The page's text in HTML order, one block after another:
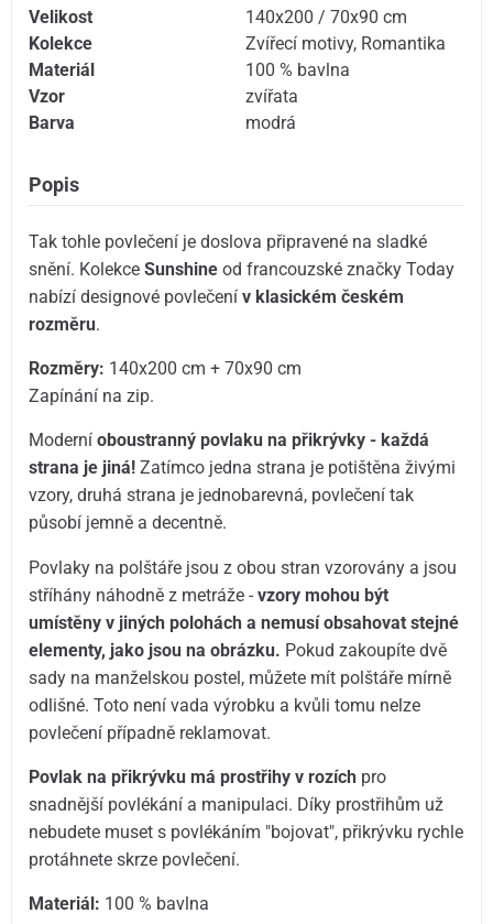
Velikost
140x200 / 70x90 cm
Kolekce
Zvířecí motivy, Romantika
Materiál
100 % bavlna
Vzor
zvířata
Barva
modrá
Popis
Tak tohle povlečení je doslova připravené na sladké
snění. KolekceSunshineod francouzské značky Today
nabízí designové povlečenív klasickém českém
rozměru.
Rozměry: 140x200 cm + 70x90 cm
Zapínání na zip.
Moderníoboustranný povlaku na přikrývky - každá
strana je jiná!Zatímco jedna strana je potištěna živými
vzory, druhá strana je jednobarevná, povlečení tak
působí jemně a decentně.
Povlaky na polštáře jsou z obou stran vzorovány a jsou
stříhány náhodně z metráže -vzory mohou být
umístěny v jiných polohách a nemusí obsahovat stejné
elementy, jako jsou na obrázku. Pokud zakoupíte dvě
sady na manželskou postel, můžete mít polštáře mírně
odlišné. Toto není vada výrobku a kvůli tomu nelze
povlečení případně reklamovat.
Povlak na přikrývku má prostřihy v rozích pro
snadnější povlékání a manipulaci. Díky prostřihům už
nebudete muset s povlékáním "bojovat", přikrývku rychle
protáhnete skrze povlečení.
Materiál: 100 % bavlna